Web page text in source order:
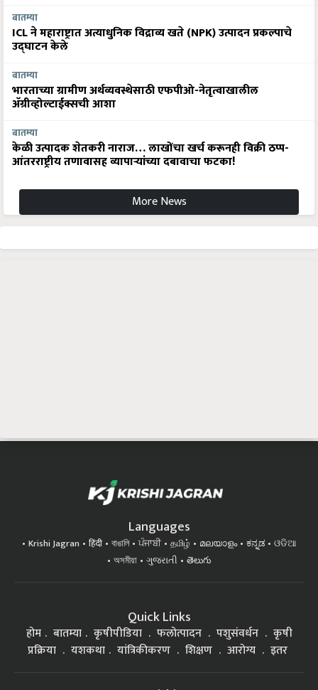
बातम्या
ICL ने महाराष्ट्रात अत्याधुनिक विद्राव्य खते (NPK) उत्पादन प्रकल्पाचे
उद्घाटन केले
बातम्या
भारताच्या ग्रामीण अर्थव्यवस्थेसाठी एफपीओ-नेतृत्वाखालील
अ‍ॅग्रीव्होल्टाईक्सची आशा
बातम्या
केळी उत्पादक शेतकरी नाराज… लाखोंचा खर्च करूनही विक्री ठप्प-
आंतरराष्ट्रीय तणावासह व्यापाऱ्यांच्या दबावाचा फटका!
More News
Languages
Krishi Jagran हिंदी বাঙালি ਪੰਜਾਬੀ தமிழ் മലയാളം ಕನ್ನಡ
ଓଡିଆ
অসমীয়া
ગુજરાતી తెలుగు
Quick Links
होम बातम्या कृषीपीडिया फलोत्पादन पशुसंवर्धन
कृषी
प्रक्रिया
यशकथा यांत्रिकीकरण शिक्षण आरोग्य इतर